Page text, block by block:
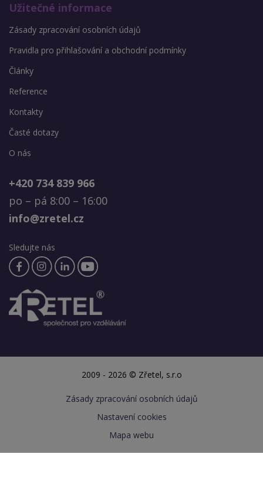
Užitečné informace
Zásady zpracování osobních údajů
Pravidla pro přihlašování a obchodní podmínky
Články
Reference
Kontakty
Časté dotazy
O nás
+420 734 839 966
po – pá 8:00 – 16:00
info@zretel.cz
Sledujte nás
2009 - 2026 © Zřetel, s.r.o
Zásady zpracování osobních údajů
Nastavení cookies
Mapa webu